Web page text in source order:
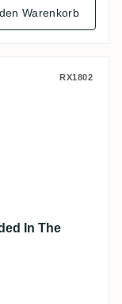
Warenkorb
Blended In
RX1802
In The